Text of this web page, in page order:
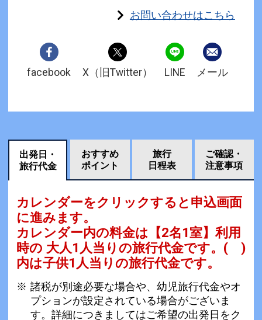
お問い合わせはこちら
facebook X（旧Twitter） LINE メール
出発日・
旅行代金
おすすめ
ポイント
旅行
日程表
ご確認・
注意事項
カレンダーをクリックすると申込画面
に進みます。
カレンダー内の料金は 【2名1室】利用
時の 大人1人当りの旅行代金です。 ( )
内は子供1人当りの旅行代金です。
諸税が別途必要な場合や、幼児旅行代金やオ
プションが設定されている場合がございま
す。詳細につきましてはご希望の出発日をク